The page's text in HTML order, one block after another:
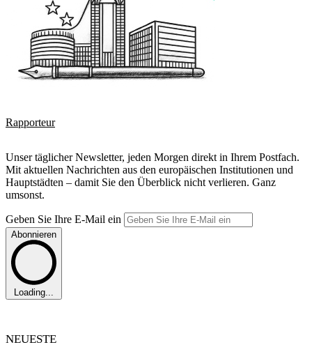
Rapporteur
Unser täglicher Newsletter, jeden Morgen direkt in Ihrem Postfach.
Mit aktuellen Nachrichten aus den europäischen Institutionen und
Hauptstädten – damit Sie den Überblick nicht verlieren. Ganz
umsonst.
Geben Sie Ihre E-Mail ein
Abonnieren
Loading...
NEUESTE